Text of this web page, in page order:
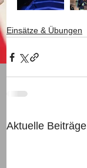
Einsätze & Übungen
Aktuelle Beiträge